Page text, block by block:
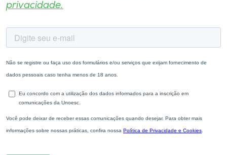
privacidade.